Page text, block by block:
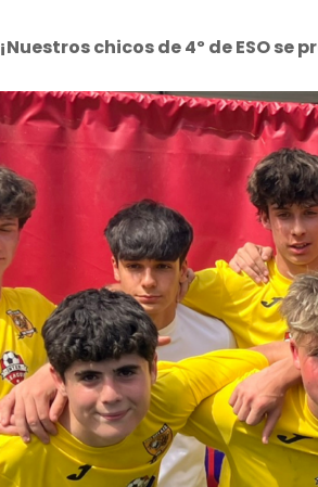
¡Nuestros chicos de 4º de ESO